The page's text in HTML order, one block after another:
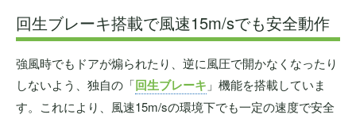
回生ブレーキ搭載で風速15m/sでも安全動作
強風時でもドアが煽られたり、逆に風圧で開かなくなったり
しないよう、独自の「回生ブレーキ 」機能を搭載していま
す。これにより、風速15m/sの環境下でも一定の速度で安全